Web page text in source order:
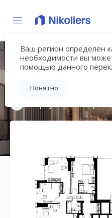
Ваш регион определен
необходимости вы
помощью данного
Понятно
«ВЕЕР»